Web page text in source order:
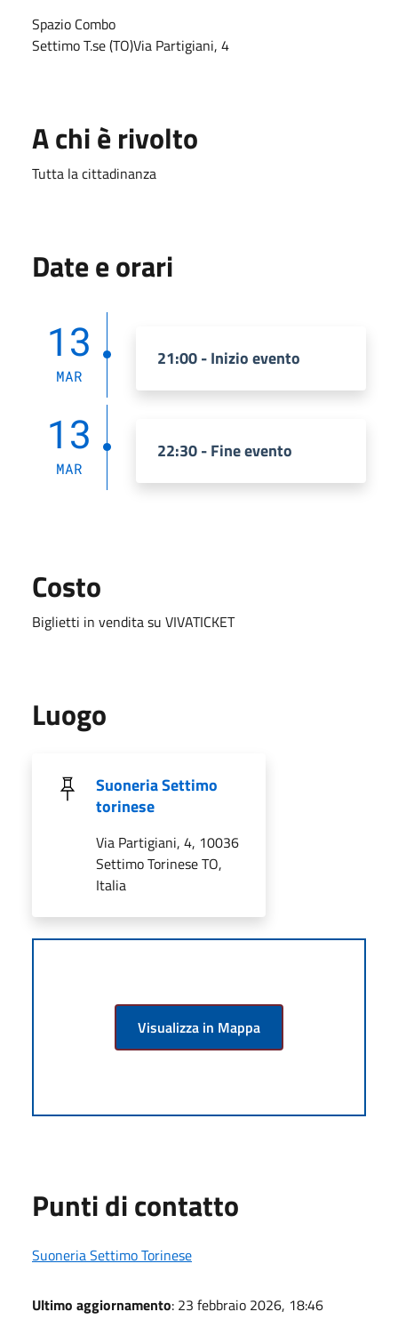
Spazio Combo
Settimo T.se (TO)Via Partigiani, 4
A chi è rivolto
Tutta la cittadinanza
Date e orari
13
MAR
21:00 - Inizio evento
13
MAR
22:30 - Fine evento
Costo
Biglietti in vendita su VIVATICKET
Luogo
Suoneria Settimo
torinese
Via Partigiani, 4, 10036
Settimo Torinese TO,
Italia
Visualizza in Mappa
Punti di contatto
Suoneria Settimo Torinese
Ultimo aggiornamento: 23 febbraio 2026, 18:46